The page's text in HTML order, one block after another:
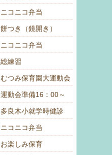
ニコニコ弁当
餅つき（鏡開き）
ニコニコ弁当
総練習
むつみ保育園大運動会
運動会準備16：00～
多良木小就学時健診
ニコニコ弁当
お楽しみ保育